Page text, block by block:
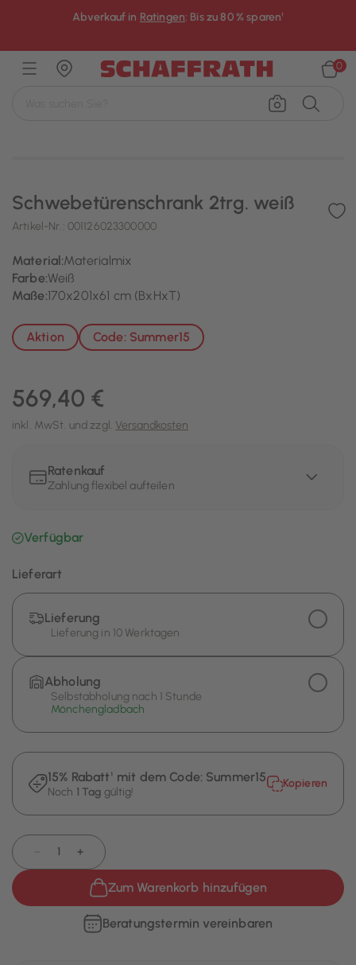
Abverkauf in Ratingen: Bis zu 80 % sparen¹
0
Schwebetürenschrank 2trg. weiß
Artikel-Nr.: 001126023300000
Material:Materialmix
Farbe:Weiß
Maße:170x201x61 cm (BxHxT)
Aktion Code: Summer15
569,40 €
inkl. MwSt. und zzgl. Versandkosten
Ratenkauf
Zahlung flexibel aufteilen
Verfügbar
Lieferart
Lieferung
Lieferung in 10 Werktagen
Abholung
Selbstabholung nach 1 Stunde
Mönchengladbach
15% Rabatt¹ mit dem Code: Summer15
Noch 1 Tag gültig!
Kopieren
+
Zum Warenkorb hinzufügen
Beratungstermin vereinbaren